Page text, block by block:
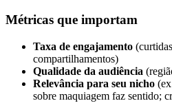
Métricas que importam
Taxa de engajamento
compartilhamentos)
Qualidade da audiência
Relevância para seu nicho
sobre maquiagem faz sentido;